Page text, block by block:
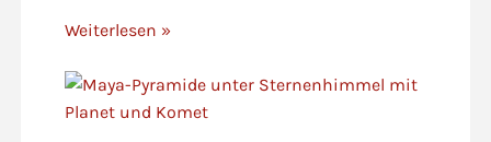
Weiterlesen »